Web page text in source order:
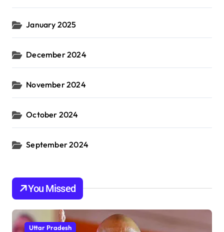
January 2025
December 2024
November 2024
October 2024
September 2024
You Missed
Uttar Pradesh